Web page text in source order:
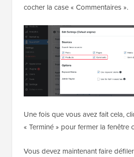
cocher la case « Commentaires ».
Une fois que vous avez fait cela,
« Terminé » pour fermer la fenêtre
Vous devez maintenant faire